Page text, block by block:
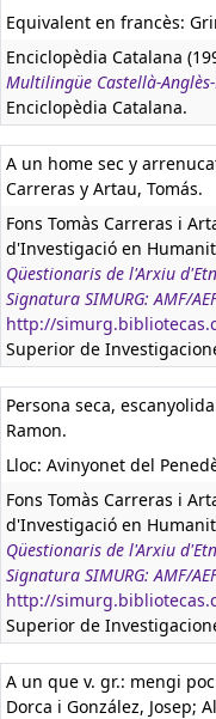
Equivalent en francès:
Enciclopèdia Catalana
Multilingüe Castellà-
Enciclopèdia Catalana.
A un home sec y
Carreras y Artau, Tomás.
Fons Tomàs Carreras i
d'Investigació en
Qüestionaris de l'Arxiu
Signatura SIMURG: AMF/
http://
Superior de
Persona seca,
Ramon.
Lloc: Avinyonet del
Fons Tomàs Carreras i
d'Investigació en
Qüestionaris de l'Arxiu
Signatura SIMURG: AMF/
http://
Superior de
A un que v. gr.: mengi
Dorca i González, Josep;